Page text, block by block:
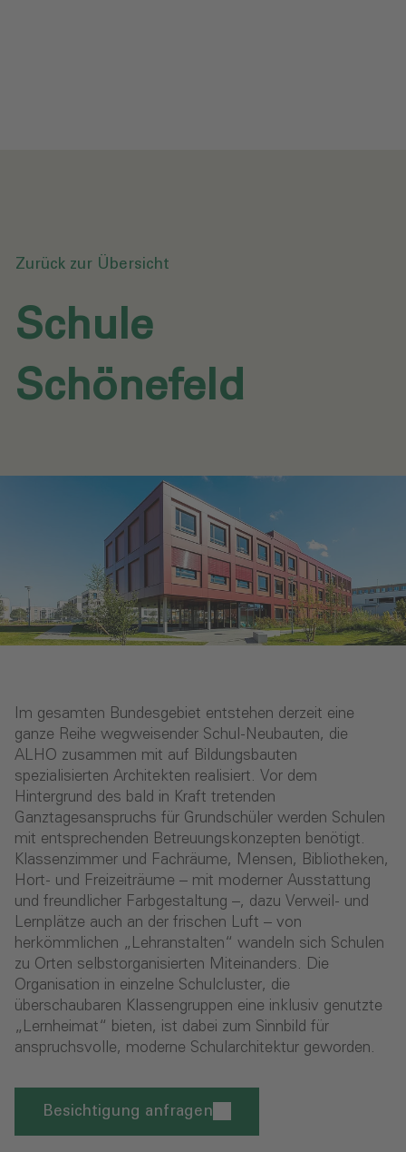
Zurück zur Übersicht
Schule
Schönefeld
Im gesamten Bundesgebiet entstehen derzeit eine
ganze Reihe wegweisender Schul-Neubauten, die
ALHO zusammen mit auf Bildungsbauten
spezialisierten Architekten realisiert. Vor dem
Hintergrund des bald in Kraft tretenden
Ganztagesanspruchs für Grundschüler werden Schulen
mit entsprechenden Betreuungskonzepten benötigt.
Klassenzimmer und Fachräume, Mensen, Bibliotheken,
Hort- und Freizeiträume – mit moderner Ausstattung
und freundlicher Farbgestaltung –, dazu Verweil- und
Lernplätze auch an der frischen Luft – von
herkömmlichen „Lehranstalten“ wandeln sich Schulen
zu Orten selbstorganisierten Miteinanders. Die
Organisation in einzelne Schulcluster, die
überschaubaren Klassengruppen eine inklusiv genutzte
„Lernheimat“ bieten, ist dabei zum Sinnbild für
anspruchsvolle, moderne Schularchitektur geworden.
Besichtigung anfragen